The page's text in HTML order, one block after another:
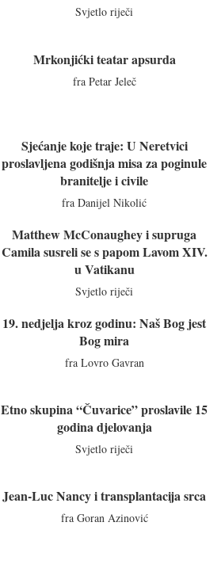
Svjetlo riječi
Mrkonjićki teatar apsurda
fra Petar Jeleč
Sjećanje koje traje: U Neretvici
proslavljena godišnja misa za poginule
branitelje i civile
fra Danijel Nikolić
Matthew McConaughey i supruga
Camila susreli se s papom Lavom XIV.
u Vatikanu
Svjetlo riječi
19. nedjelja kroz godinu: Naš Bog jest
Bog mira
fra Lovro Gavran
Etno skupina “Čuvarice” proslavile 15
godina djelovanja
Svjetlo riječi
Jean-Luc Nancy i transplantacija srca
fra Goran Azinović